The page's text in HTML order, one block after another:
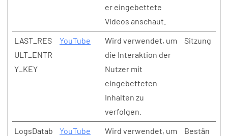
er eingebettete
Videos anschaut.
LAST_RES
ULT_ENTR
Y_KEY
YouTube
Wird verwendet, um
die Interaktion der
Nutzer mit
eingebetteten
Inhalten zu
verfolgen.
Sitzung
LogsDatab
YouTube
Wird verwendet, um
Bestän